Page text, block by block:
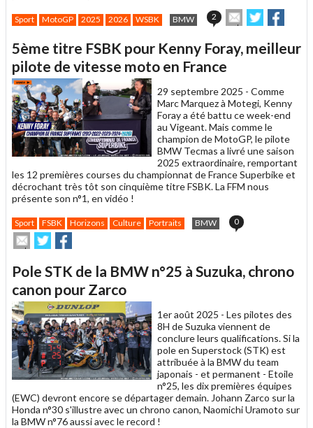
Sport MotoGP 2025 2026 WSBK BMW 2
Envoyer
cet
à
ami
Partager
sur sur
5ème titre FSBK pour Kenny Foray, meilleur
pilote de vitesse moto en France
29 septembre 2025 - Comme
Marc Marquez à Motegi, Kenny
Foray a été battu ce week-end
au Vigeant. Mais comme le
champion de MotoGP, le pilote
BMW Tecmas a livré une saison
2025 extraordinaire, remportant
les 12 premières courses du championnat de France Superbike et
décrochant très tôt son cinquième titre FSBK. La FFM nous
présente son n°1, en vidéo !
Sport FSBK Horizons Culture Portraits BMW 0
Envoyer
cet
à
un
ami
Partager
sur
sur
Pole STK de la BMW n°25 à Suzuka, chrono
canon pour Zarco
1er août 2025 - Les pilotes des
8H de Suzuka viennent de
conclure leurs qualifications. Si la
pole en Superstock (STK) est
attribuée à la BMW du team
japonais - et permanent - Etoile
n°25, les dix premières équipes
(EWC) devront encore se départager demain. Johann Zarco sur la
Honda n°30 s'illustre avec un chrono canon, Naomichi Uramoto sur
la BMW n°76 aussi avec le record !